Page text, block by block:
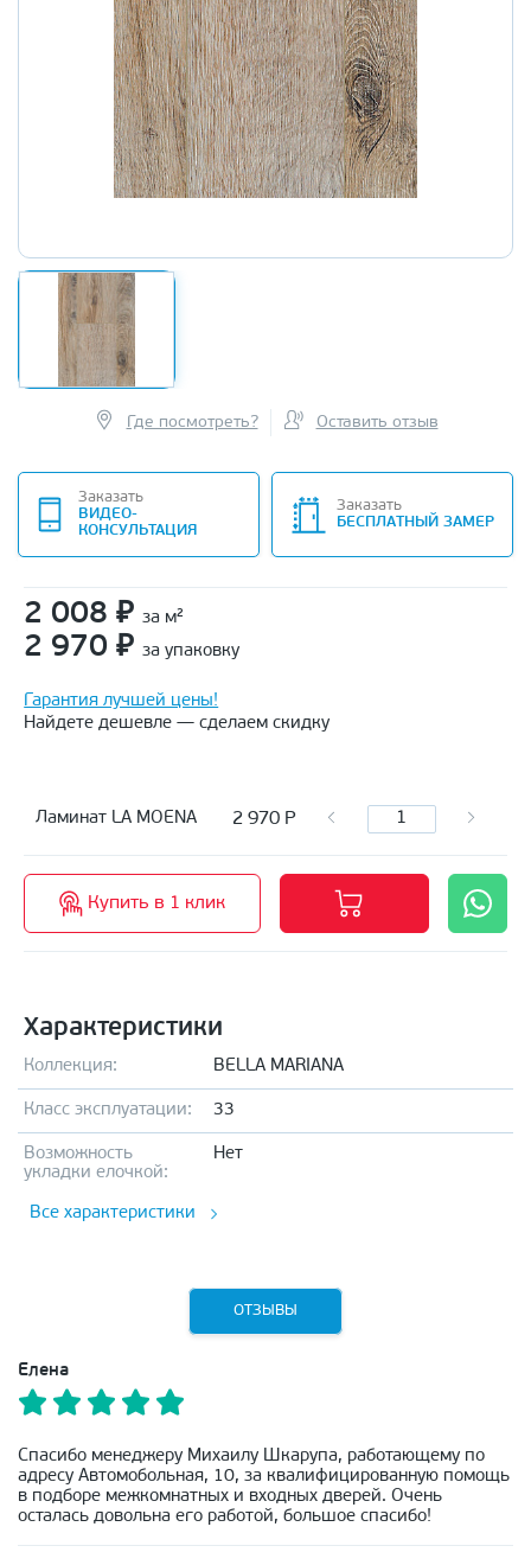
Где посмотреть? Оставить отзыв
Заказать
ВИДЕО-
КОНСУЛЬТАЦИЯ
Заказать
БЕСПЛАТНЫЙ ЗАМЕР
2 008 ₽ за м²
2 970 ₽ за упаковку
Гарантия лучшей цены!
Найдете дешевле — сделаем скидку
Ламинат LA MOENA 2 970 Р
Купить в 1 клик
Характеристики
Коллекция: BELLA MARIANA
Класс эксплуатации: 33
Возможность
укладки елочкой:
Нет
Все характеристики
ОТЗЫВЫ
Елена
Спасибо менеджеру Михаилу Шкарупа, работающему по
адресу Автомобольная, 10, за квалифицированную помощь
в подборе межкомнатных и входных дверей. Очень
осталась довольна его работой, большое спасибо!